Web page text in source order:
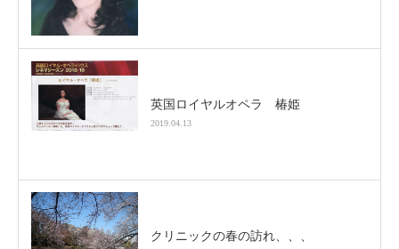
英国ロイヤルオペラ 椿姫
2019.04.13
クリニックの春の訪れ、、、